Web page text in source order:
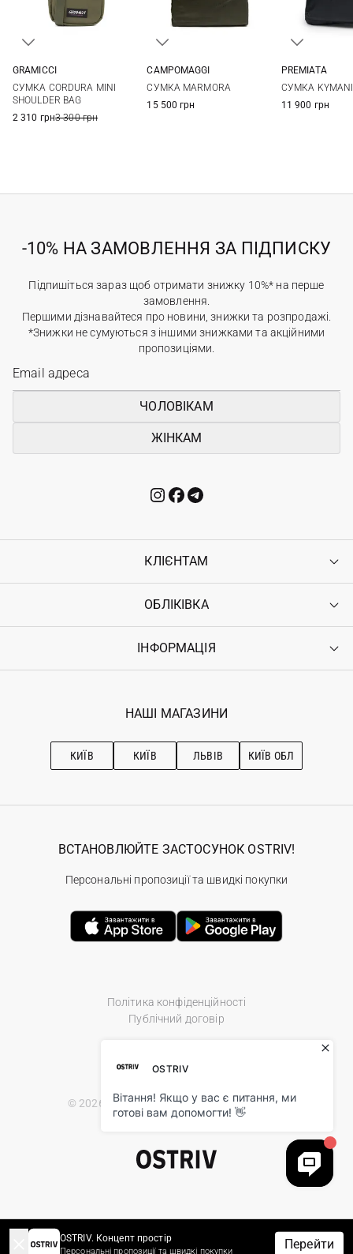
GRAMICCI
СУМКА CORDURA MINI
SHOULDER BAG
2 310 грн3 300 грн
CAMPOMAGGI
СУМКА MARMORA
15 500 грн
PREMIATA
СУМКА KYMANI
11 900 грн
-10% НА ЗАМОВЛЕННЯ ЗА ПІДПИСКУ
Підпишіться зараз щоб отримати знижку 10%* на перше
замовлення.
Першими дізнавайтеся про новини, знижки та розпродажі.
*Знижки не сумуються з іншими знижками та акційними
пропозиціями.
ЧОЛОВІКАМ
ЖІНКАМ
КЛІЄНТАМ
Контакти
Повернення
Гарантія
ОБЛІКІВКА
Увійти
Ostriv Club+
ІНФОРМАЦІЯ
Наші магазини
Рекомендації з догляду
НАШІ МАГАЗИНИ
КИЇВ КИЇВ ЛЬВІВ КИЇВ ОБЛ
Політика конфіденційності
Публічний договір
© 2026 Ostriv.ua Store. All Rights Reserved.
ВСТАНОВЛЮЙТЕ ЗАСТОСУНОК OSTRIV!
Персональні пропозиції та швидкі покупки
OSTRIV. Концепт простір
Персональні пропозиції та швидкі покупки Перейти